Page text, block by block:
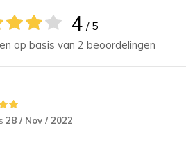
4 / 5
op basis van 2 beoordelingen
28 / Nov / 2022